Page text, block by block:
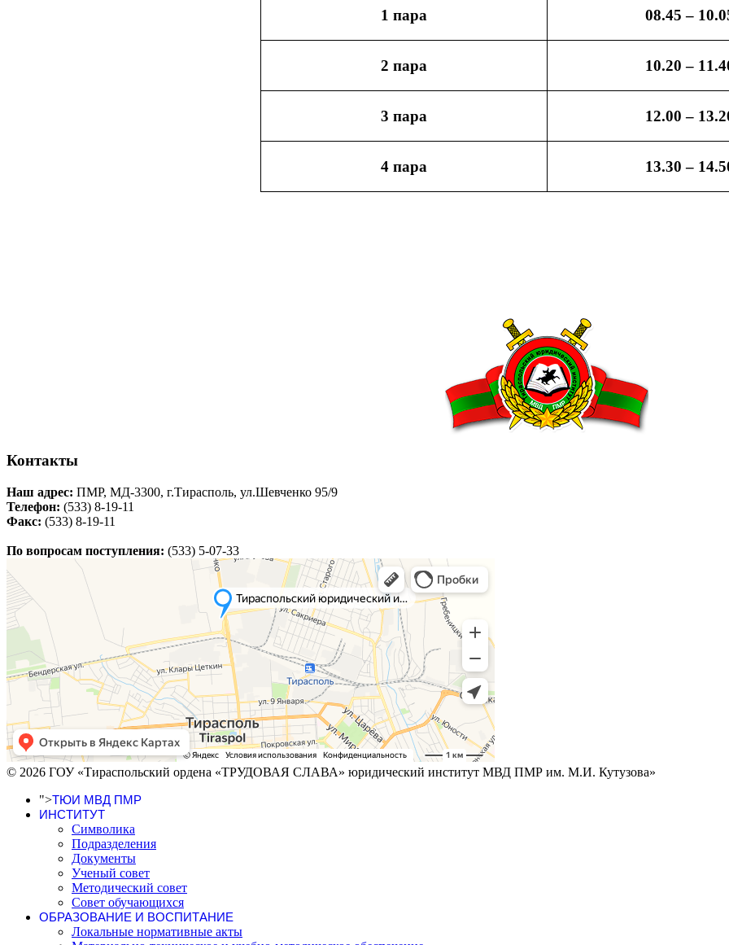
1 пара 08.45 –
2 пара 10.20 –
3 пара 12.00 –
4 пара 13.30 –
Контакты
Наш адрес: ПМР, МД-3300, г.Тирасполь, ул.Шевченко 95/9
Телефон: (533) 8-19-11
Факс: (533) 8-19-11
По вопросам поступления: (533) 5-07-33
© 2026 ГОУ «Тираспольский ордена «ТРУДОВАЯ СЛАВА» юридический институт МВД ПМР им. М.И. Кутузова»
">ТЮИ МВД ПМР
ИНСТИТУТ
Символика
Подразделения
Документы
Ученый совет
Методический совет
Совет обучающихся
ОБРАЗОВАНИЕ И ВОСПИТАНИЕ
Локальные нормативные акты